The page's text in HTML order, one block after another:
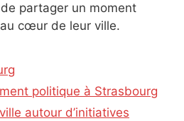
partager un moment
cœur de leur ville.
politique à Strasbourg
autour d’initiatives